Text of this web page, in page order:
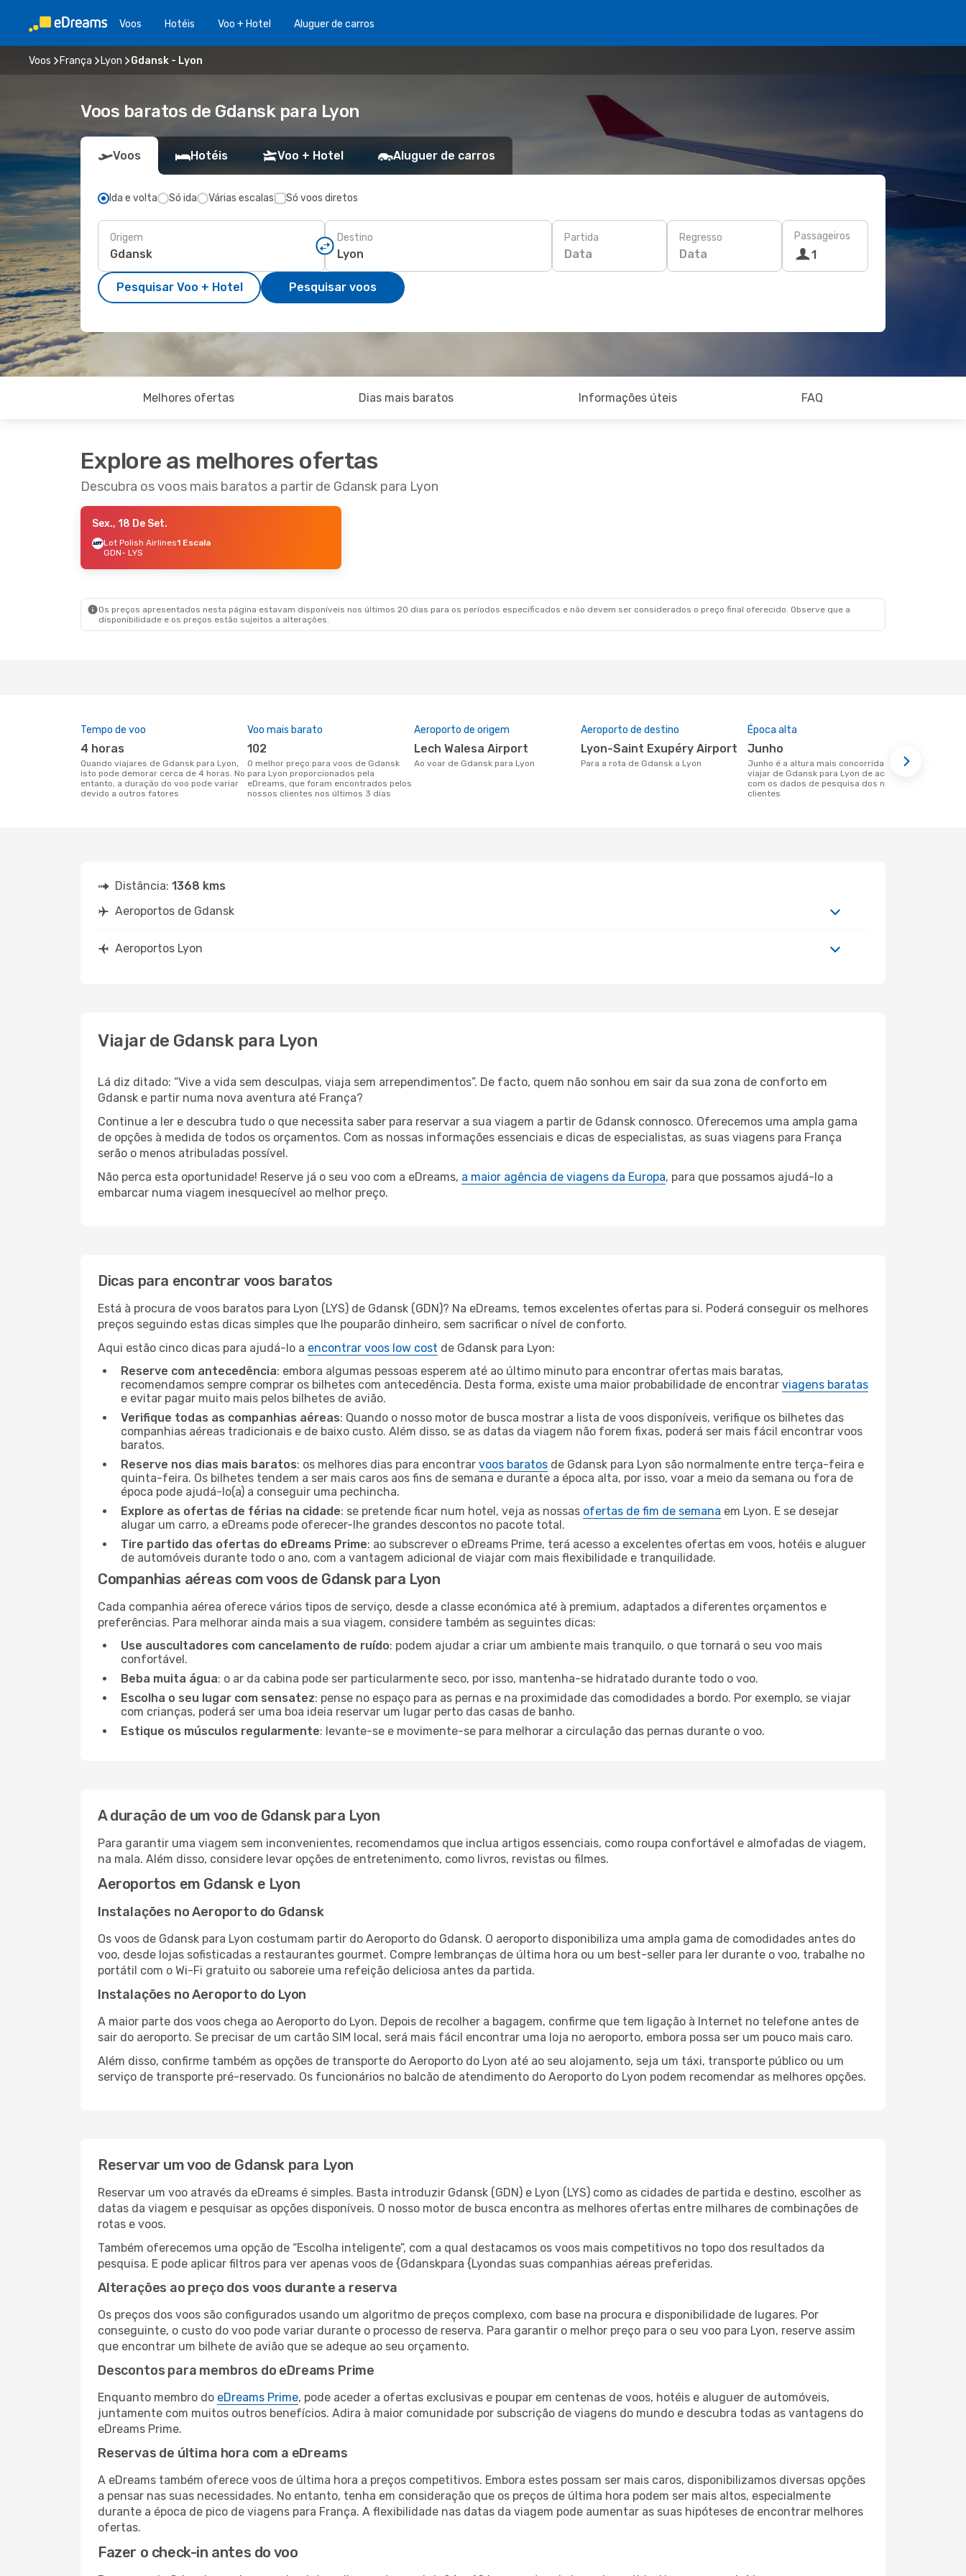
Voos Hotéis Voo + Hotel Aluguer de carros
Voos França Lyon Gdansk - Lyon
Voos baratos de Gdansk para Lyon
Voos Hotéis Voo + Hotel Aluguer de carros
Ida e volta Só ida Várias escalas Só voos diretos
Origem Destino Partida
Data
Regresso
Data
Passageiros
1
Pesquisar Voo + Hotel Pesquisar voos
Melhores ofertas Dias mais baratos Informações úteis FAQ
Explore as melhores ofertas
Descubra os voos mais baratos a partir de Gdansk para Lyon
Sex., 18 De Set.
Lot Polish Airlines1 Escala
GDN- LYS
Os preços apresentados nesta página estavam disponíveis nos últimos 20 dias para os períodos especificados e não devem ser considerados o preço final oferecido. Observe que a
disponibilidade e os preços estão sujeitos a alterações.
Tempo de voo
4 horas
Quando viajares de Gdansk para Lyon,
isto pode demorar cerca de 4 horas. No
entanto, a duração do voo pode variar
devido a outros fatores
Voo mais barato
102
O melhor preço para voos de Gdansk
para Lyon proporcionados pela
eDreams, que foram encontrados pelos
nossos clientes nos últimos 3 dias
Aeroporto de origem
Lech Walesa Airport
Ao voar de Gdansk para Lyon
Aeroporto de destino
Lyon-Saint Exupéry Airport
Para a rota de Gdansk a Lyon
Época alta
junho
junho é a altura mais concorrida para
viajar de Gdansk para Lyon de acordo
com os dados de pesquisa dos nossos
clientes
Distância: 1368 kms
Aeroportos de Gdansk
Aeroportos Lyon
Viajar de Gdansk para Lyon
Lá diz ditado: “Vive a vida sem desculpas, viaja sem arrependimentos”. De facto, quem não sonhou em sair da sua zona de conforto em
Gdansk e partir numa nova aventura até França?
Continue a ler e descubra tudo o que necessita saber para reservar a sua viagem a partir de Gdansk connosco. Oferecemos uma ampla gama
de opções à medida de todos os orçamentos. Com as nossas informações essenciais e dicas de especialistas, as suas viagens para França
serão o menos atribuladas possível.
Não perca esta oportunidade! Reserve já o seu voo com a eDreams, a maior agência de viagens da Europa, para que possamos ajudá-lo a
embarcar numa viagem inesquecível ao melhor preço.
Dicas para encontrar voos baratos
Está à procura de voos baratos para Lyon (LYS) de Gdansk (GDN)? Na eDreams, temos excelentes ofertas para si. Poderá conseguir os melhores
preços seguindo estas dicas simples que lhe pouparão dinheiro, sem sacrificar o nível de conforto.
Aqui estão cinco dicas para ajudá-lo a encontrar voos low cost de Gdansk para Lyon:
Reserve com antecedência: embora algumas pessoas esperem até ao último minuto para encontrar ofertas mais baratas,
recomendamos sempre comprar os bilhetes com antecedência. Desta forma, existe uma maior probabilidade de encontrar viagens baratas
e evitar pagar muito mais pelos bilhetes de avião.
Verifique todas as companhias aéreas: Quando o nosso motor de busca mostrar a lista de voos disponíveis, verifique os bilhetes das
companhias aéreas tradicionais e de baixo custo. Além disso, se as datas da viagem não forem fixas, poderá ser mais fácil encontrar voos
baratos.
Reserve nos dias mais baratos: os melhores dias para encontrar voos baratos de Gdansk para Lyon são normalmente entre terça-feira e
quinta-feira. Os bilhetes tendem a ser mais caros aos fins de semana e durante a época alta, por isso, voar a meio da semana ou fora de
época pode ajudá-lo(a) a conseguir uma pechincha.
Explore as ofertas de férias na cidade: se pretende ficar num hotel, veja as nossas ofertas de fim de semana em Lyon. E se desejar
alugar um carro, a eDreams pode oferecer-lhe grandes descontos no pacote total.
Tire partido das ofertas do eDreams Prime: ao subscrever o eDreams Prime, terá acesso a excelentes ofertas em voos, hotéis e aluguer
de automóveis durante todo o ano, com a vantagem adicional de viajar com mais flexibilidade e tranquilidade.
Companhias aéreas com voos de Gdansk para Lyon
Cada companhia aérea oferece vários tipos de serviço, desde a classe económica até à premium, adaptados a diferentes orçamentos e
preferências. Para melhorar ainda mais a sua viagem, considere também as seguintes dicas:
Use auscultadores com cancelamento de ruído: podem ajudar a criar um ambiente mais tranquilo, o que tornará o seu voo mais
confortável.
Beba muita água: o ar da cabina pode ser particularmente seco, por isso, mantenha-se hidratado durante todo o voo.
Escolha o seu lugar com sensatez: pense no espaço para as pernas e na proximidade das comodidades a bordo. Por exemplo, se viajar
com crianças, poderá ser uma boa ideia reservar um lugar perto das casas de banho.
Estique os músculos regularmente: levante-se e movimente-se para melhorar a circulação das pernas durante o voo.
A duração de um voo de Gdansk para Lyon
Para garantir uma viagem sem inconvenientes, recomendamos que inclua artigos essenciais, como roupa confortável e almofadas de viagem,
na mala. Além disso, considere levar opções de entretenimento, como livros, revistas ou filmes.
Aeroportos em Gdansk e Lyon
Instalações no Aeroporto do Gdansk
Os voos de Gdansk para Lyon costumam partir do Aeroporto do Gdansk. O aeroporto disponibiliza uma ampla gama de comodidades antes do
voo, desde lojas sofisticadas a restaurantes gourmet. Compre lembranças de última hora ou um best-seller para ler durante o voo, trabalhe no
portátil com o Wi-Fi gratuito ou saboreie uma refeição deliciosa antes da partida.
Instalações no Aeroporto do Lyon
A maior parte dos voos chega ao Aeroporto do Lyon. Depois de recolher a bagagem, confirme que tem ligação à Internet no telefone antes de
sair do aeroporto. Se precisar de um cartão SIM local, será mais fácil encontrar uma loja no aeroporto, embora possa ser um pouco mais caro.
Além disso, confirme também as opções de transporte do Aeroporto do Lyon até ao seu alojamento, seja um táxi, transporte público ou um
serviço de transporte pré-reservado. Os funcionários no balcão de atendimento do Aeroporto do Lyon podem recomendar as melhores opções.
Reservar um voo de Gdansk para Lyon
Reservar um voo através da eDreams é simples. Basta introduzir Gdansk (GDN) e Lyon (LYS) como as cidades de partida e destino, escolher as
datas da viagem e pesquisar as opções disponíveis. O nosso motor de busca encontra as melhores ofertas entre milhares de combinações de
rotas e voos.
Também oferecemos uma opção de “Escolha inteligente”, com a qual destacamos os voos mais competitivos no topo dos resultados da
pesquisa. E pode aplicar filtros para ver apenas voos de {Gdanskpara {Lyondas suas companhias aéreas preferidas.
Alterações ao preço dos voos durante a reserva
Os preços dos voos são configurados usando um algoritmo de preços complexo, com base na procura e disponibilidade de lugares. Por
conseguinte, o custo do voo pode variar durante o processo de reserva. Para garantir o melhor preço para o seu voo para Lyon, reserve assim
que encontrar um bilhete de avião que se adeque ao seu orçamento.
Descontos para membros do eDreams Prime
Enquanto membro do eDreams Prime, pode aceder a ofertas exclusivas e poupar em centenas de voos, hotéis e aluguer de automóveis,
juntamente com muitos outros benefícios. Adira à maior comunidade por subscrição de viagens do mundo e descubra todas as vantagens do
eDreams Prime.
Reservas de última hora com a eDreams
A eDreams também oferece voos de última hora a preços competitivos. Embora estes possam ser mais caros, disponibilizamos diversas opções
a pensar nas suas necessidades. No entanto, tenha em consideração que os preços de última hora podem ser mais altos, especialmente
durante a época de pico de viagens para França. A flexibilidade nas datas da viagem pode aumentar as suas hipóteses de encontrar melhores
ofertas.
Fazer o check-in antes do voo